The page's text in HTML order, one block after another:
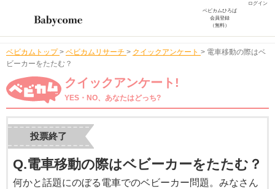
ログイン
ベビカムひろば
会員登録
（無料）
ベビカムトップ > ベビカムリサーチ > クイックアンケート > 電車移動の際はベ
ビーカーをたたむ？
クイックアンケート!
YES・NO、あなたはどっち?
投票終了
Q.電車移動の際はベビーカーをたたむ？
何かと話題にのぼる電車でのベビーカー問題。みなさん